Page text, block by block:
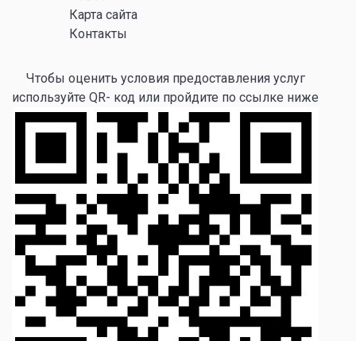
Карта сайта
Контакты
Чтобы оценить условия предоставления услуг
используйте QR- код или пройдите по ссылке ниже